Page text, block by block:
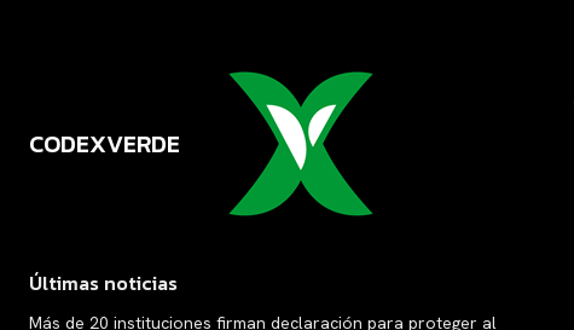
CODEXVERDE
Últimas noticias
Más de 20 instituciones firman declaración para proteger al